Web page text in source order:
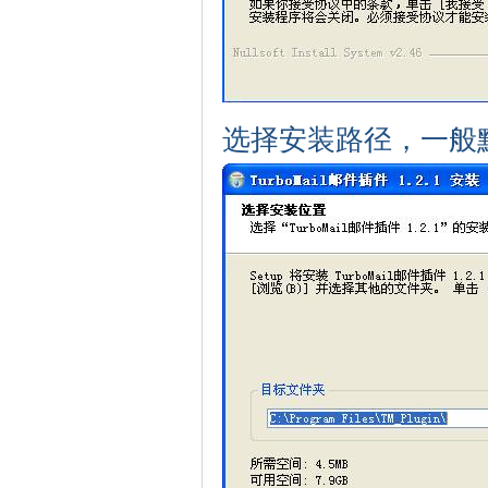
选择安装路径，一般